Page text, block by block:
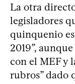
La otra
legisladores
quinquenio es
2019”,
con el MEF y
rubros” dado